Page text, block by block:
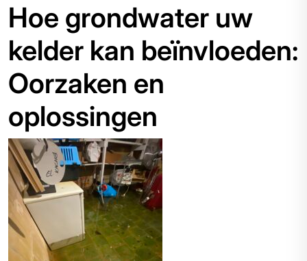
Hoe grondwater uw
kelder kan beïnvloeden:
Oorzaken en
oplossingen